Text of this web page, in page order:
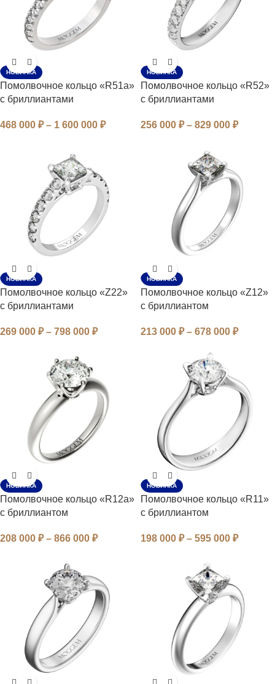
НОВИНКА
Помолвочное кольцо «R51a»
с бриллиантами
468 000 ₽ – 1 600 000 ₽
НОВИНКА
Помолвочное кольцо «R52»
с бриллиантами
256 000 ₽ – 829 000 ₽
НОВИНКА
Помолвочное кольцо «Z22»
с бриллиантами
269 000 ₽ – 798 000 ₽
НОВИНКА
Помолвочное кольцо «Z12»
с бриллиантом
213 000 ₽ – 678 000 ₽
НОВИНКА
Помолвочное кольцо «R12a»
с бриллиантом
208 000 ₽ – 866 000 ₽
НОВИНКА
Помолвочное кольцо «R11»
с бриллиантом
198 000 ₽ – 595 000 ₽